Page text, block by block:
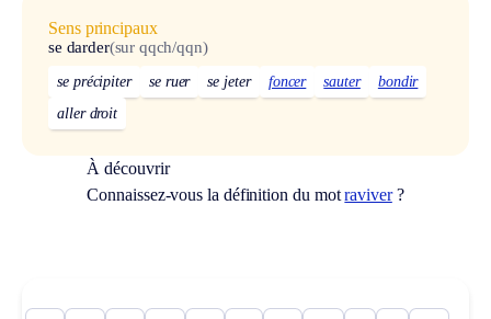
Sens principaux
se darder(sur qqch/qqn)
se précipiter se ruer se jeter foncer sauter
bondir
aller droit
À découvrir
Connaissez-vous la définition du motraviver?